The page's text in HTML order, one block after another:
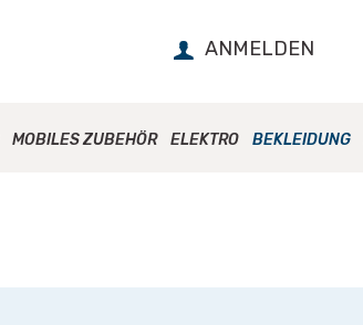
ANMELDEN
MOBILES ZUBEHÖR ELEKTRO BEKLEIDUNG